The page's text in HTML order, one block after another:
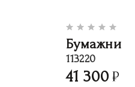
Бумажник
113220
41 300